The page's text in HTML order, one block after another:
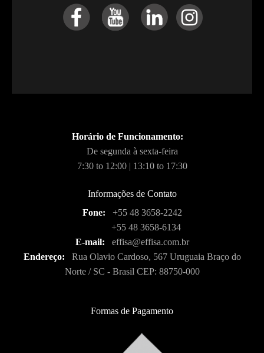
Horário de Funcionamento:
De segunda à sexta-feira
7:30 to 12:00 | 13:10 to 17:30
Informações de Contato
Fone:
+55 48 3658-2242
+55 48 3658-6134
E-mail:
effisa@effisa.com.br
Endereço:
Rua Olavio Cardoso, 567 Uruguaia Braço do
Norte / SC - Brasil CEP: 88750-000
Formas de Pagamento